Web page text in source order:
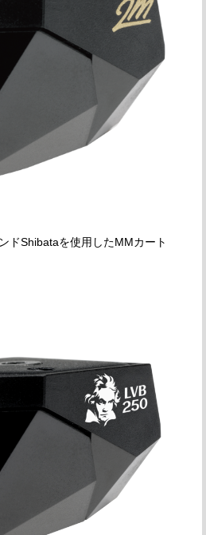
ドShibataを使用したMMカート